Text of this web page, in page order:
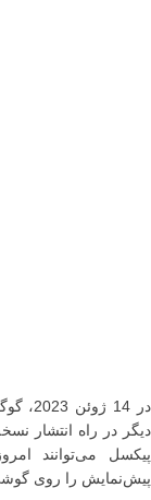
در 14 ژوئن 2023، گوگل
پیش‌نمایش را روی